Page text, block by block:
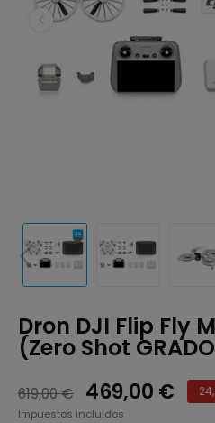
Dron DJI Flip Fly
(Zero Shot
619,00 € 469,00 €
Impuestos incluidos